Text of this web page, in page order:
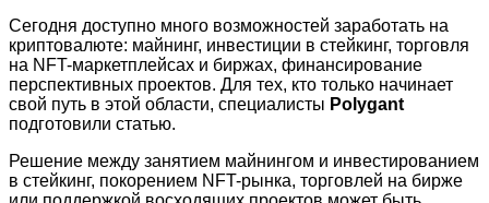
Сегодня доступно много возможностей заработать на
криптовалюте: майнинг, инвестиции в стейкинг, торговля
на NFT-маркетплейсах и биржах, финансирование
перспективных проектов. Для тех, кто только начинает
свой путь в этой области, специалисты Polygant
подготовили статью.
Решение между занятием майнингом и инвестированием
в стейкинг, покорением NFT-рынка, торговлей на бирже